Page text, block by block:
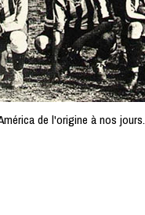
de l'origine à nos jours.